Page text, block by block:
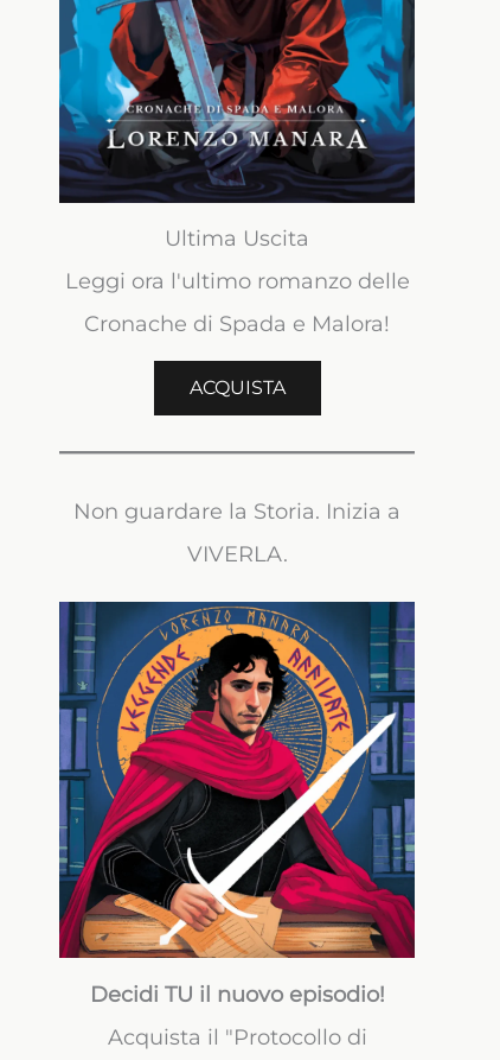
Ultima Uscita
Leggi ora l'ultimo romanzo delle
Cronache di Spada e Malora!
ACQUISTA
Non guardare la Storia. Inizia a
VIVERLA.
Decidi TU il nuovo episodio!
Acquista il "Protocollo di